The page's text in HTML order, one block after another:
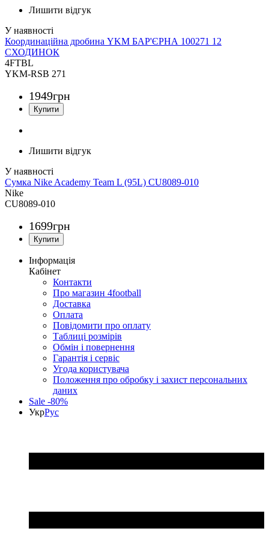
Лишити відгук
Координаційна дробина YKM БАР'ЄРНА 100271 12
СХОДИНОК
4FTBL
YKM-RSB 271
1949грн
Лишити відгук
Сумка Nike Academy Team L (95L) CU8089-010
Nike
CU8089-010
1699грн
Інформація
Кабінет
Контакти
Про магазин 4football
Доставка
Оплата
Повідомити про оплату
Таблиці розмірів
Обмін і повернення
Гарантія і сервіс
Угода користувача
Положення про обробку і захист персональних
даних
Sale -80%
УкрРус